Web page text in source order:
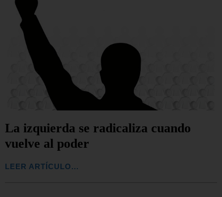
La izquierda se radicaliza cuando
vuelve al poder
LEER ARTÍCULO...